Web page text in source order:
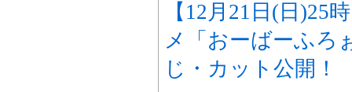
【12月21日(日)25
メ「おーばーふろ
じ・カット公開！